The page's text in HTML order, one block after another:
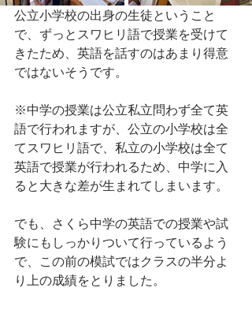
公立小学校の出身の生徒ということ
で、ずっとスワヒリ語で授業を受けて
きたため、英語を話すのはあまり得意
ではないそうです。
※中学の授業は公立私立問わず全て英
語で行われますが、公立の小学校は全
てスワヒリ語で、私立の小学校は全て
英語で授業が行われるため、中学に入
ると大きな差が生まれてしまいます。
でも、さくら中学の英語での授業や試
験にもしっかりついて行っているよう
で、この前の模試ではクラスの半分よ
り上の成績をとりました。